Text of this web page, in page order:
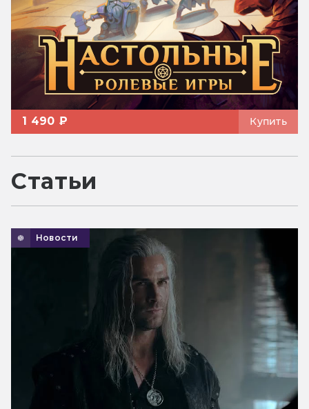
1 490 ₽ Купить
Статьи
Новости